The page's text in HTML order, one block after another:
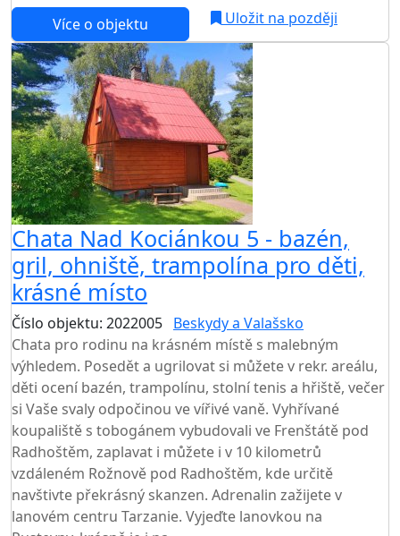
Více o objektu Uložit na později
Chata Nad Kociánkou 5 - bazén,
gril, ohniště, trampolína pro děti,
krásné místo
Číslo objektu: 2022005 Beskydy a Valašsko
Chata pro rodinu na krásném místě s malebným
výhledem. Posedět a ugrilovat si můžete v rekr. areálu,
děti ocení bazén, trampolínu, stolní tenis a hřiště, večer
si Vaše svaly odpočinou ve vířivé vaně. Vyhřívané
koupaliště s tobogánem vybudovali ve Frenštátě pod
Radhoštěm, zaplavat i můžete i v 10 kilometrů
vzdáleném Rožnově pod Radhoštěm, kde určitě
navštivte překrásný skanzen. Adrenalin zažijete v
lanovém centru Tarzanie. Vyjeďte lanovkou na